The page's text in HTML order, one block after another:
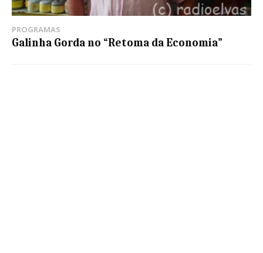
PROGRAMAS
Galinha Gorda no “Retoma da Economia”